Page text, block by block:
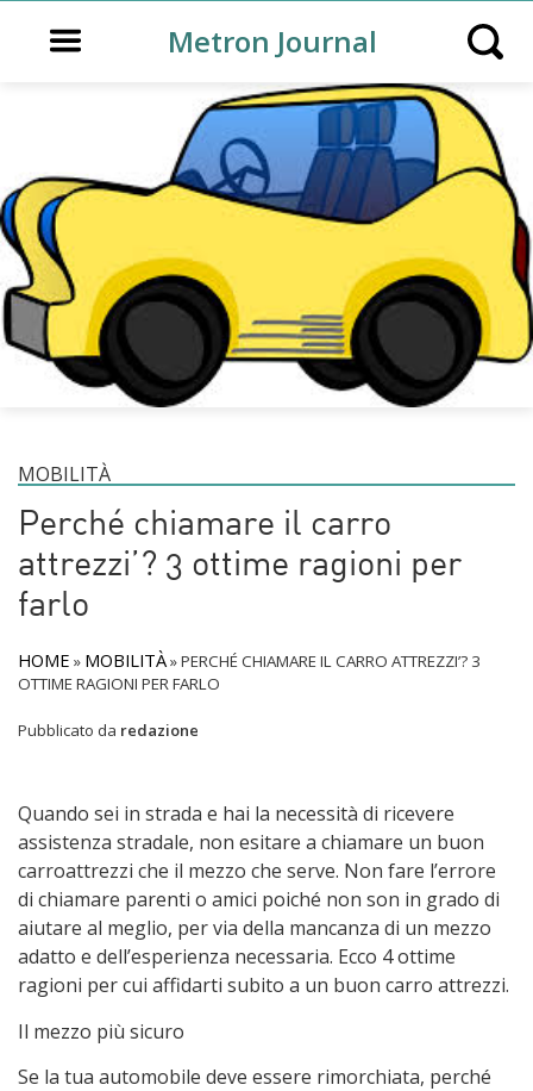
Open main menuMetron Journal Open
MOBILITÀ
Perché chiamare il carro
attrezzi’? 3 ottime ragioni per
farlo
HOME » MOBILITÀ»PERCHÉ CHIAMARE IL CARRO ATTREZZI’? 3
OTTIME RAGIONI PER FARLO
Pubblicato da redazione
Quando sei in strada e hai la necessità di ricevere
assistenza stradale, non esitare a chiamare un buon
carroattrezzi che il mezzo che serve. Non fare l’errore
di chiamare parenti o amici poiché non son in grado di
aiutare al meglio, per via della mancanza di un mezzo
adatto e dell’esperienza necessaria. Ecco 4 ottime
ragioni per cui affidarti subito a un buon carro attrezzi.
Il mezzo più sicuro
Se la tua automobile deve essere rimorchiata, perché